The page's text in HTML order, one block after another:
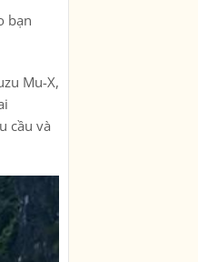
bạn
Mu-X,
cầu và